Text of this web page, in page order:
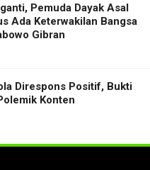
Pemuda Dayak Asal
Ada Keterwakilan Bangsa
Gibran
Direspons Positif, Bukti
Konten